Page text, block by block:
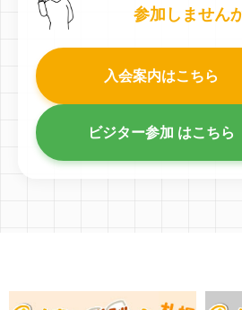
参加しません
入会案内はこちら
ビジター参加 はこちら